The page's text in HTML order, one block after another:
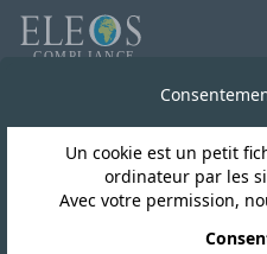
Un cookie est un petit
ordinateur par les
Avec votre permission,